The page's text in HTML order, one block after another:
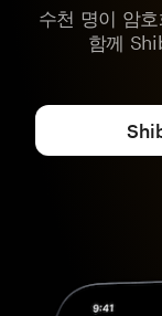
수천 명이 암
함께